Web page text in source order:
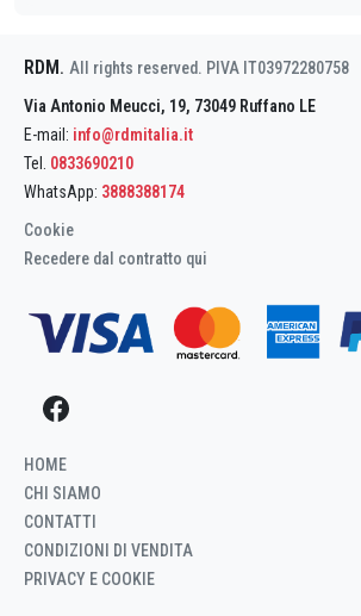
RDM . All rights reserved. PIVA IT03972280758
Via Antonio Meucci, 19, 73049 Ruffano LE
E-mail: info@rdmitalia.it
Tel. 0833690210
WhatsApp: 3888388174
Cookie
Recedere dal contratto qui
HOME
CHI SIAMO
CONTATTI
CONDIZIONI DI VENDITA
PRIVACY E COOKIE